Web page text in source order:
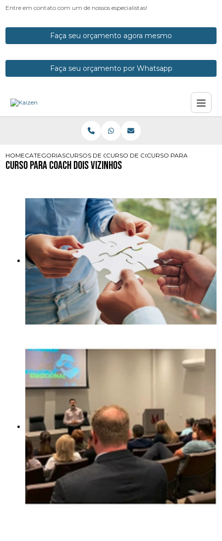
Entre em contato com um de nossos especialistas!
Faça seu orçamento agora mesmo
Faça seu orçamento por Whatsapp
HOMECATEGORIASCURSOS DE COACHCURSO DE COACH COMCURSO PARA COACH
Curso para Coach Dois Vizinhos